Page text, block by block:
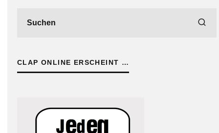
CLAP ONLINE ERSCHEINT …